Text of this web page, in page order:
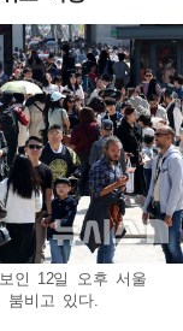
인 12일 오후 서울
붐비고 있다.